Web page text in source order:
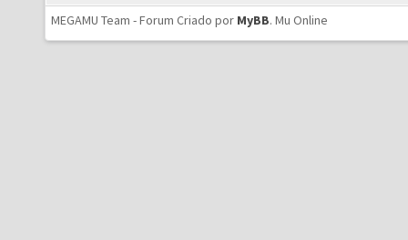
MEGAMU Team - Forum Criado por MyBB. Mu Online